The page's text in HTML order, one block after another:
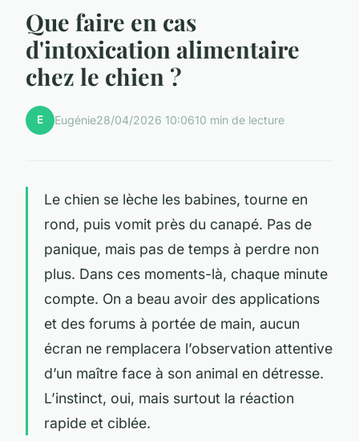
Que faire en cas
d'intoxication alimentaire
chez le chien ?
E Eugénie28/04/2026 10:0610 min de lecture
Le chien se lèche les babines, tourne en
rond, puis vomit près du canapé. Pas de
panique, mais pas de temps à perdre non
plus. Dans ces moments-là, chaque minute
compte. On a beau avoir des applications
et des forums à portée de main, aucun
écran ne remplacera l’observation attentive
d’un maître face à son animal en détresse.
L’instinct, oui, mais surtout la réaction
rapide et ciblée.